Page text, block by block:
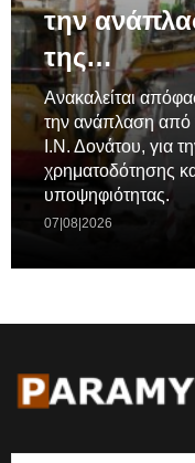
την
της…
Ανακαλείται
την ανάπλαση από
Ι.Ν. Δονάτου, για
χρηματοδότησης
υποψηφιότητας.
07|08|2026